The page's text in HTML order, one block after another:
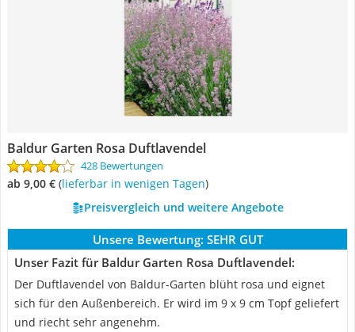
Baldur Garten Rosa Duftlavendel
428 Bewertungen
ab 9,00 € ( Lieferbar in wenigen Tagen)
Preisvergleich und weitere Angebote
Unsere Bewertung: SEHR GUT
Unser Fazit für Baldur Garten Rosa Duftlavendel:
Der Duftlavendel von Baldur-Garten blüht rosa und eignet
sich für den Außenbereich. Er wird im 9 x 9 cm Topf geliefert
und riecht sehr angenehm.